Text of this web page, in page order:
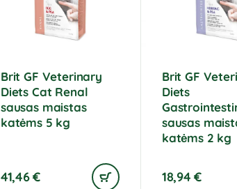
Brit GF Veterinary
Diets Cat Renal
sausas maistas
katėms 5 kg
41,46€
Brit GF
Diets
sausas
katėms 2 kg
18,94 €